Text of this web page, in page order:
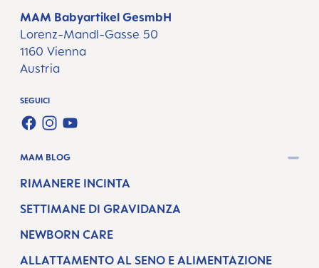
MAM Babyartikel GesmbH
Lorenz-Mandl-Gasse 50
1160 Vienna
Austria
SEGUICI
FACEBOOK
INSTAGRAM
YOUTUBE
MAM BLOG
RIMANERE INCINTA
SETTIMANE DI GRAVIDANZA
NEWBORN CARE
ALLATTAMENTO AL SENO E ALIMENTAZIONE